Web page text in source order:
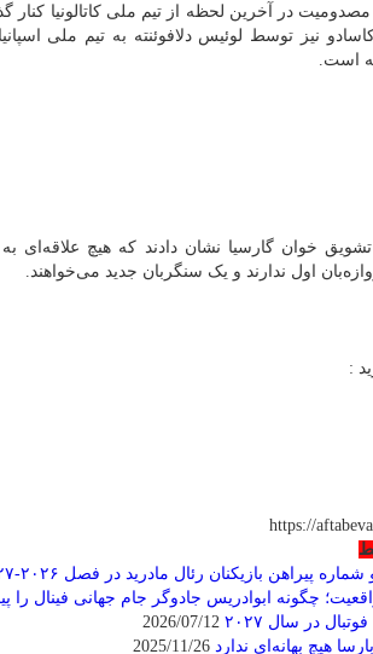
مصدومیت در آخرین لحظه از تیم ملی کاتالونیا کنار
نیز توسط لوئیس دلافوئنته به تیم ملی
است.
تشویق خوان گارسیا نشان دادند که هیچ علاقه‌ای
اول ندارند و یک سنگربان جدید می‌خواهند.
:
https://
پیراهن بازیکنان رئال مادرید در فصل ۲۰۲۶-۲۰۲۷
چگونه ابوادریس جادوگر جام جهانی فینال را
در سال ۲۰۲۷
هیچ بهانه‌‌ای ندارد